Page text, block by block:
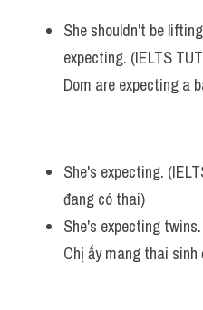
She shouldn't be
expecting. (IELTS
Dom are expecting a
She's expecting.
đang có thai)
She's expecting
Chị ấy mang thai sinh